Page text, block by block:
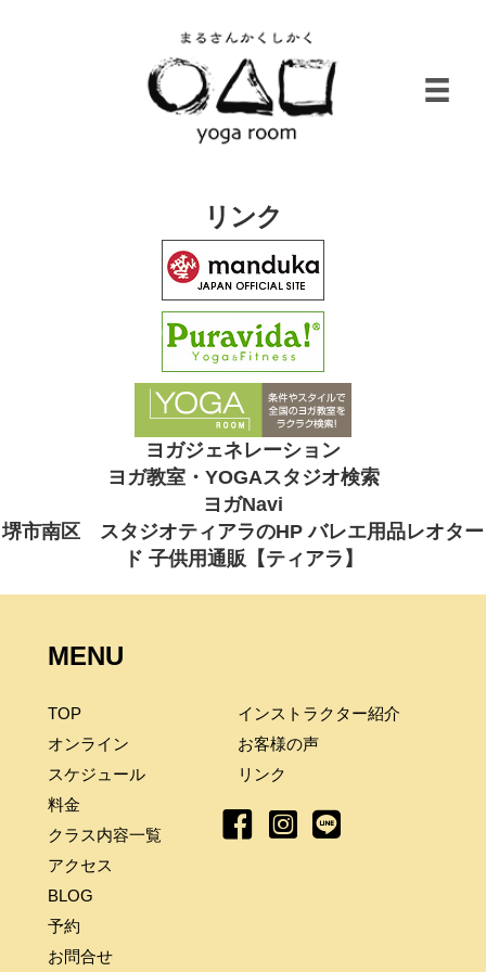
リンク
ヨガジェネレーション
ヨガ教室・YOGAスタジオ検索
ヨガNavi
堺市南区 スタジオティアラのHP バレエ用品レオター
ド 子供用通販【ティアラ】
MENU
TOP
オンライン
スケジュール
料金
クラス内容一覧
アクセス
BLOG
予約
お問合せ
インストラクター紹介
お客様の声
リンク